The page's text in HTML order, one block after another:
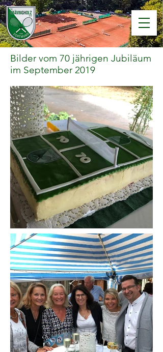
Bilder vom 70 jährigen Jubiläum
im September 2019